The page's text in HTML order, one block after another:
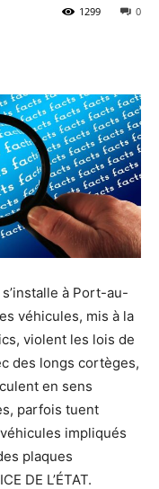
0
1299
à Port-au-
véhicules, mis à la
violent les lois de
des longs cortèges,
en sens
parfois tuent
impliqués
plaques
DE L’ÉTAT.